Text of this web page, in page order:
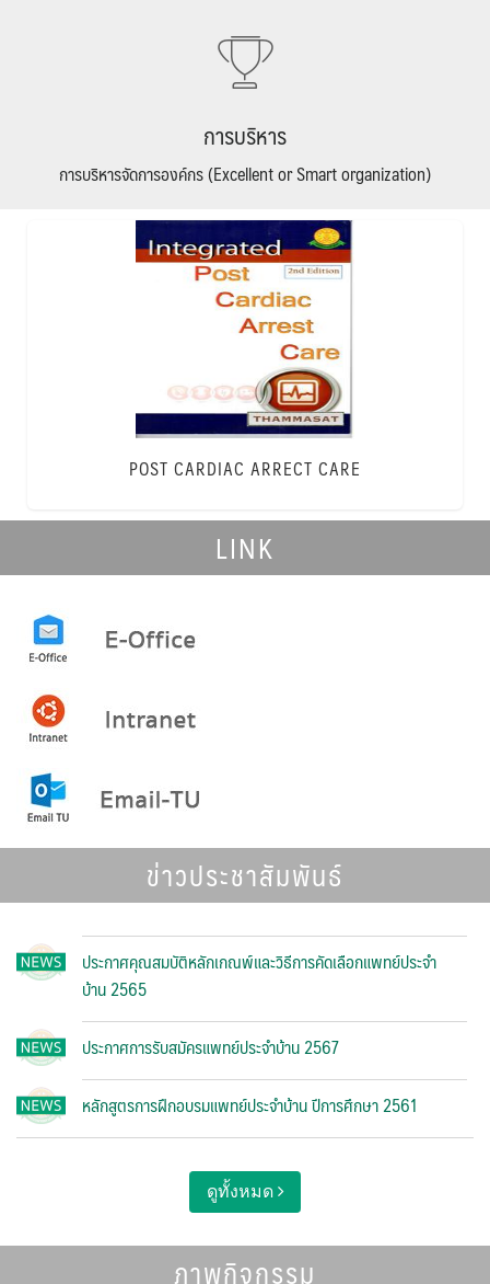
การบริหาร
การบริหารจัดการองค์กร (Excellent or Smart organization)
POST CARDIAC ARRECT CARE
LINK
ข่าวประชาสัมพันธ์
ประกาศคุณสมบัติหลักเกณพ์และวิธีการคัดเลือกแพทย์ประจำ
บ้าน 2565
ประกาศการรับสมัครแพทย์ประจำบ้าน 2567
หลักสูตรการฝึกอบรมแพทย์ประจำบ้าน ปีการศึกษา 2561
ดูทั้งหมด
ภาพกิจกรรม